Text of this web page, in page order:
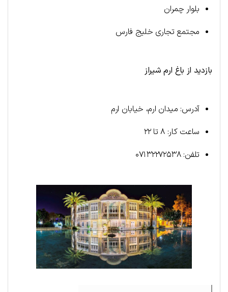
بلوار چمران
مجتمع تجاری خلیج فارس
بازدید از باغ ارم شیراز
آدرس: میدان ارم، خیابان ارم
ساعت کار: ۸ تا ۲۲
تلفن: ۰۷۱۳۲۲۷۲۵۳۸